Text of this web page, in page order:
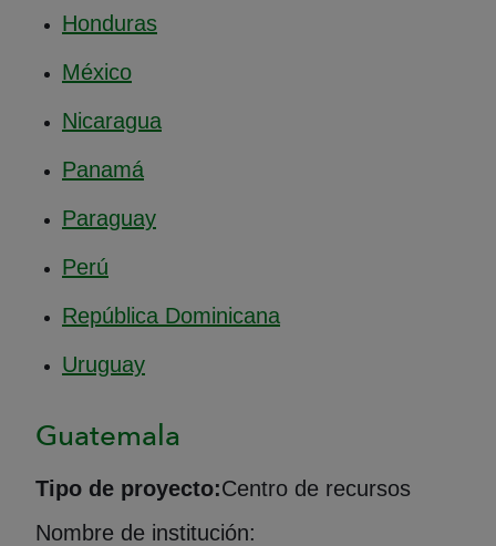
Honduras
México
Nicaragua
Panamá
Paraguay
Perú
República Dominicana
Uruguay
Guatemala
Tipo de proyecto:Centro de recursos
Nombre de institución: